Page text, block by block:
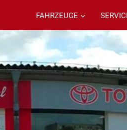
FAHRZEUGE